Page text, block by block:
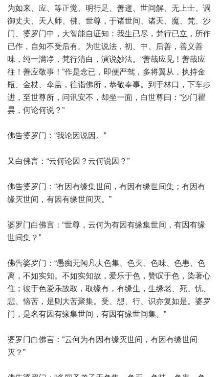
为如来、应、等正觉、明行足、善逝、世间解、无上士、调
御丈夫、天人师、佛、世尊，于诸世间、诸天、魔、梵、沙
门、婆罗门中，大智能自证知：我生已尽，梵行已立，所作
已作，自知不受后有。为世说法，初、中、后善，善义善
味，纯一满净，梵行清白，演说妙法。“善哉应见！善哉应
往！善应敬事！”作是念已，即便严驾，多将翼从，执持金
瓶、金杖、伞盖，往诣佛所，恭敬奉事。到于林口，下车步
进，至世尊所，问讯安不，却坐一面，白世尊曰：“沙门瞿
昙，何论何说？”
佛告婆罗门：“我论因说因。”
又白佛言：“云何论因？云何说因？”
佛告婆罗门：“有因有缘集世间，有因有缘世间集；有因有
缘灭世间，有因有缘世间灭。”
婆罗门白佛言：“世尊，云何为有因有缘集世间，有因有缘
世间集？”
佛告婆罗门：“愚痴无闻凡夫色集、色灭、色味、色患、色
离，不如实知。不如实知故，爱乐于色，赞叹于色，染著心
住；彼于色爱乐故取，取缘有，有缘生，生缘老、死、忧、
悲、恼苦，是则大苦聚集。受、想、行、识亦复如是。婆罗
门，是名有因有缘集世间，有因有缘世间集。”
婆罗门白佛言：“云何为有因有缘灭世间，有因有缘世间
灭？”